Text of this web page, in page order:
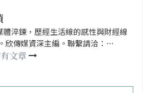
體淬鍊，歷經生活線的感性與財經線
欣傳媒資深主編。聯繫請洽：
文章